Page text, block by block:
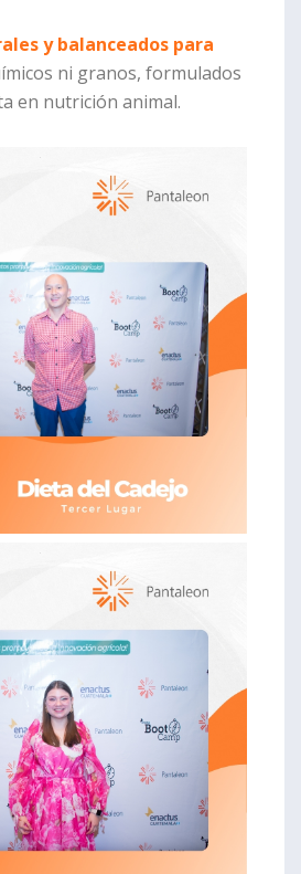
y balanceados para
ni granos, formulados
en nutrición animal.